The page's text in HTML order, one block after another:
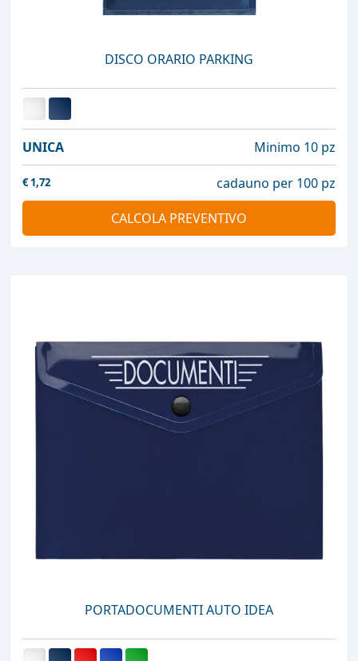
DISCO ORARIO PARKING
UNICA Minimo 10 pz
€ 1,72
cadauno per 100 pz
CALCOLA PREVENTIVO
PORTADOCUMENTI AUTO IDEA